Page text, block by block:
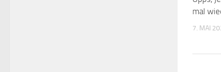
mal
7. MAI